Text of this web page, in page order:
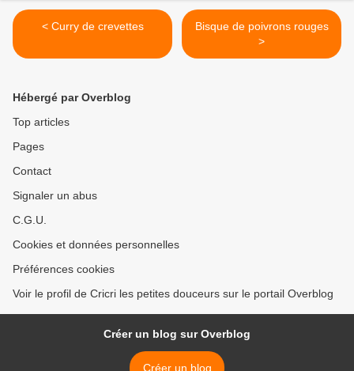
< Curry de crevettes
Bisque de poivrons rouges
>
Hébergé par Overblog
Top articles
Pages
Contact
Signaler un abus
C.G.U.
Cookies et données personnelles
Préférences cookies
Voir le profil de Cricri les petites douceurs sur le portail Overblog
Créer un blog sur Overblog
Créer un blog